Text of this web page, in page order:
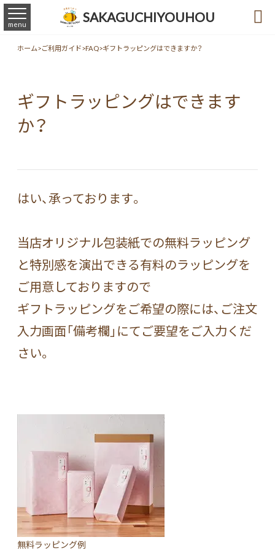
SAKAGUCHIYOUHOU
menu 
ホーム>ご利用ガイド>FAQ>ギフトラッピングはできますか？
ギフトラッピングはできます
か？
はい、承っております。
当店オリジナル包装紙での無料ラッピング
と特別感を演出できる有料のラッピングを
ご用意しておりますので
ギフトラッピングをご希望の際には、ご注文
入力画面「備考欄」にてご要望をご入力くだ
さい。
無料ラッピング例